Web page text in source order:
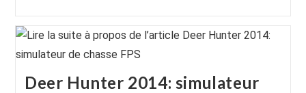
Deer Hunter 2014: simulateur